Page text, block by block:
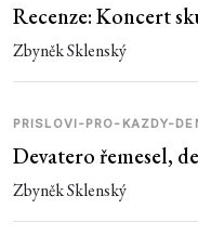
Recenze: Koncert
Zbyněk Sklenský
PRISLOVI-PRO-KAZDY-
Devatero řemesel,
Zbyněk Sklenský